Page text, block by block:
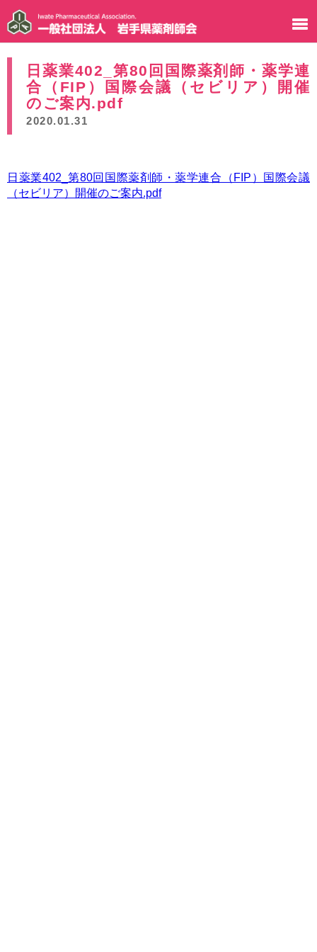
日薬業402_第80回国際薬剤師・薬学連
合（FIP）国際会議（セビリア）開催
のご案内.pdf
2020.01.31
日薬業402_第80回国際薬剤師・薬学連合（FIP）国際会議
（セビリア）開催のご案内.pdf